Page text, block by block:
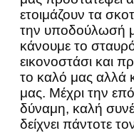
ετοιμάζουν τα
την
κάνουμε το
εικονοστάσι και
το καλό μας αλλά
μας. Μέχρι την
δύναμη, καλή
δείχνει πάντοτε